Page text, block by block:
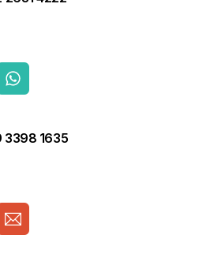
3398 1635